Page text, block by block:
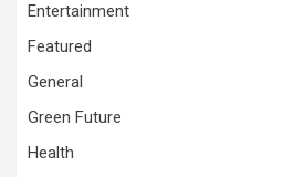
Entertainment
Featured
General
Green Future
Health